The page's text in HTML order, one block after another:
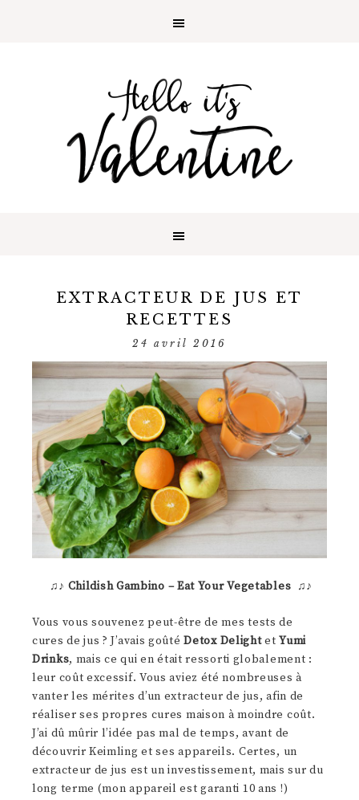
EXTRACTEUR DE JUS ET
RECETTES
24 avril 2016
♫♪ Childish Gambino – Eat Your Vegetables ♫♪
Vous vous souvenez peut-être de mes tests de
cures de jus ? J’avais goûtéDetox Delight etYumi
Drinks, mais ce qui en était ressorti globalement :
leur coût excessif. Vous aviez été nombreuses à
vanter les mérites d’un extracteur de jus, afin de
réaliser ses propres cures maison à moindre coût.
J’ai dû mûrir l’idée pas mal de temps, avant de
découvrir Keimling et ses appareils. Certes, un
extracteur de jus est un investissement, mais sur du
long terme (mon appareil est garanti 10 ans !)